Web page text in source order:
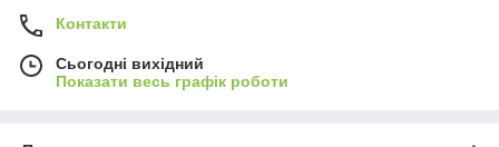
Контакти
Сьогодні вихідний
Показати весь графік роботи